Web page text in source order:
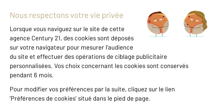
À propos
International
Nous contacter